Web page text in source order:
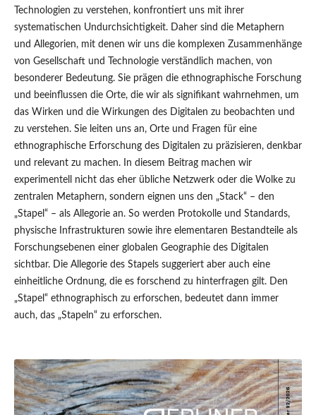
Technologien zu verstehen, konfrontiert uns mit ihrer
systematischen Undurchsichtigkeit. Daher sind die Metaphern
und Allegorien, mit denen wir uns die komplexen Zusammenhänge
von Gesellschaft und Technologie verständlich machen, von
besonderer Bedeutung. Sie prägen die ethnographische Forschung
und beeinflussen die Orte, die wir als signifikant wahrnehmen, um
das Wirken und die Wirkungen des Digitalen zu beobachten und
zu verstehen. Sie leiten uns an, Orte und Fragen für eine
ethnographische Erforschung des Digitalen zu präzisieren, denkbar
und relevant zu machen. In diesem Beitrag machen wir
experimentell nicht das eher übliche Netzwerk oder die Wolke zu
zentralen Metaphern, sondern eignen uns den „Stack“ – den
„Stapel“ – als Allegorie an. So werden Protokolle und Standards,
physische Infrastrukturen sowie ihre elementaren Bestandteile als
Forschungsebenen einer globalen Geographie des Digitalen
sichtbar. Die Allegorie des Stapels suggeriert aber auch eine
einheitliche Ordnung, die es forschend zu hinterfragen gilt. Den
„Stapel“ ethnographisch zu erforschen, bedeutet dann immer
auch, das „Stapeln“ zu erforschen.